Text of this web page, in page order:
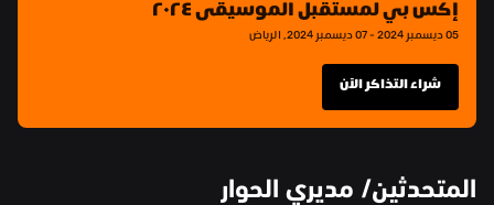
إكس بي لمستقبل الموسيقى ٢٠٢٤
05 ديسمبر 2024 - 07 ديسمبر 2024, الرياض
شراء التذاكر الآن
المتحدثين/ مديري الحوار